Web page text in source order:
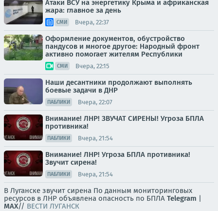
Атаки ВСУ на энергетику Крыма и африканская
жара: главное за день
СМИ Вчера, 22:37
Оформление документов, обустройство
пандусов и многое другое: Народный фронт
активно помогает жителям Республики
СМИ Вчера, 22:15
Наши десантники продолжают выполнять
боевые задачи в ДНР
ПАБЛИКИ Вчера, 22:07
Внимание! ЛНР! ЗВУЧАТ СИРЕНЫ! Угроза БПЛА
противника!
ПАБЛИКИ Вчера, 21:54
Внимание! ЛНР! Угроза БПЛА противника!
Звучит сирена!
ПАБЛИКИ Вчера, 21:54
В Луганске звучит сирена По данным мониторинговых
ресурсов в ЛНР объявлена опасность по БПЛА Telegram |
MAX// ВЕСТИ ЛУГАНСК